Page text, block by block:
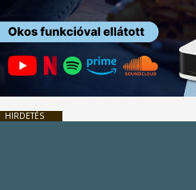
HIRDETÉS